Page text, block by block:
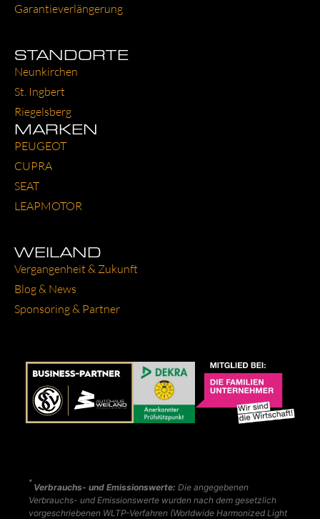
Garantie­verlängerung
STANDORTE
Neun­kir­chen
St. Ing­bert
Rie­gels­berg
MARKEN
PEU­GEOT
CUP­RA
SEAT
LEAP­MO­TOR
WEILAND
Ver­gan­gen­heit & Zukunft
Blog & News
Spon­so­ring & Part­ner
*
Verbrauchs- und Emissionswerte: Die angegebenen
Verbrauchs- und Emissionswerte wurden nach dem gesetzlich
vorgeschriebenen WLTP-Verfahren (Worldwide Harmonized Light